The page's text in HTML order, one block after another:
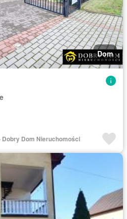
Dom
Dobry Dom Nieruchomości